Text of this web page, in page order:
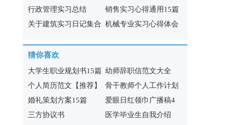
篇)
篇)
行政管理实习总结
销售实习心得通用15篇
关于建筑实习日记集合 机械专业实习心得体会
猜你喜欢
大学生职业规划书15篇 幼师辞职信范文大全
个人简历范文【推荐】
骨干教师个人工作计划
婚礼策划方案15篇
爱眼日红领巾广播稿4
篇
三方协议书
医学毕业生自我介绍